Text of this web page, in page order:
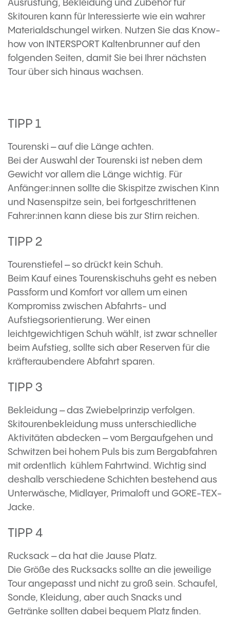
Ausrüstung, Bekleidung und Zubehör für
Skitouren kann für Interessierte wie ein wahrer
Materialdschungel wirken. Nutzen Sie das Know-
how von INTERSPORT Kaltenbrunner auf den
folgenden Seiten, damit Sie bei Ihrer nächsten
Tour über sich hinaus wachsen.
TIPP 1
Tourenski – auf die Länge achten.
Bei der Auswahl der Tourenski ist neben dem
Gewicht vor allem die Länge wichtig. Für
Anfänger:innen sollte die Skispitze zwischen Kinn
und Nasenspitze sein, bei fortgeschrittenen
Fahrer:innen kann diese bis zur Stirn reichen.
TIPP 2
Tourenstiefel – so drückt kein Schuh.
Beim Kauf eines Tourenskischuhs geht es neben
Passform und Komfort vor allem um einen
Kompromiss zwischen Abfahrts- und
Aufstiegsorientierung. Wer einen
leichtgewichtigen Schuh wählt, ist zwar schneller
beim Aufstieg, sollte sich aber Reserven für die
kräfteraubendere Abfahrt sparen.
TIPP 3
Bekleidung – das Zwiebelprinzip verfolgen.
Skitourenbekleidung muss unterschiedliche
Aktivitäten abdecken – vom Bergaufgehen und
Schwitzen bei hohem Puls bis zum Bergabfahren
mit ordentlich kühlem Fahrtwind. Wichtig sind
deshalb verschiedene Schichten bestehend aus
Unterwäsche, Midlayer, Primaloft und GORE-TEX-
Jacke.
TIPP 4
Rucksack – da hat die Jause Platz.
Die Größe des Rucksacks sollte an die jeweilige
Tour angepasst und nicht zu groß sein. Schaufel,
Sonde, Kleidung, aber auch Snacks und
Getränke sollten dabei bequem Platz finden.